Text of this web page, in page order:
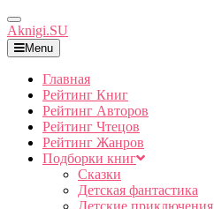
Toggle
Navigation
Aknigi.SU
Menu
Главная
Рейтинг Книг
Рейтинг Авторов
Рейтинг Чтецов
Рейтинг Жанров
Подборки книг
Сказки
Детская фантастика
Детские приключения